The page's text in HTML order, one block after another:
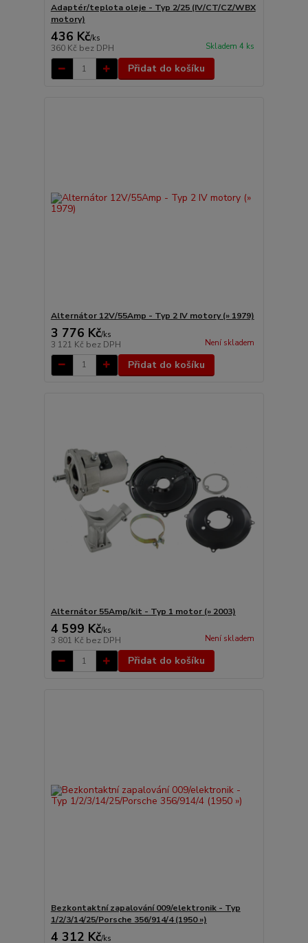
Adaptér/teplota oleje - Typ 2/25 (IV/CT/CZ/WBX
motory)
436 Kč/ks
360 Kč bez DPH Skladem 4 ks
Přidat do košíku
Alternátor 12V/55Amp - Typ 2 IV motory (» 1979)
3 776 Kč/ks
3 121 Kč bez DPH Není skladem
Přidat do košíku
Alternátor 55Amp/kit - Typ 1 motor (» 2003)
4 599 Kč/ks
3 801 Kč bez DPH Není skladem
Přidat do košíku
Bezkontaktní zapalování 009/elektronik - Typ
1/2/3/14/25/Porsche 356/914/4 (1950 »)
4 312 Kč/ks